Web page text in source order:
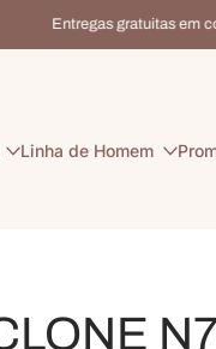
Entregas gratuitas em
Linha de Homem